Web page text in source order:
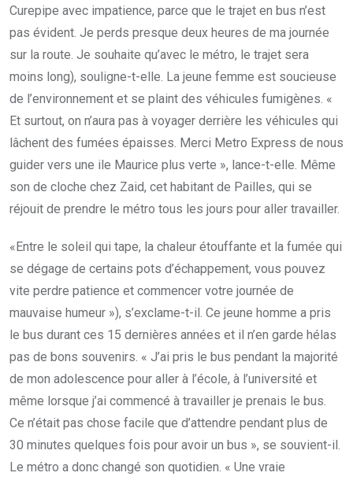
Curepipe avec impatience, parce que le trajet en bus n’est
pas évident. Je perds presque deux heures de ma journée
sur la route. Je souhaite qu’avec le métro, le trajet sera
moins long), souligne-t-elle. La jeune femme est soucieuse
de l’environnement et se plaint des véhicules fumigènes. «
Et surtout, on n’aura pas à voyager derrière les véhicules qui
lâchent des fumées épaisses. Merci Metro Express de nous
guider vers une ile Maurice plus verte », lance-t-elle. Même
son de cloche chez Zaid, cet habitant de Pailles, qui se
réjouit de prendre le métro tous les jours pour aller travailler.
«Entre le soleil qui tape, la chaleur étouffante et la fumée qui
se dégage de certains pots d’échappement, vous pouvez
vite perdre patience et commencer votre journée de
mauvaise humeur »), s’exclame-t-il. Ce jeune homme a pris
le bus durant ces 15 dernières années et il n’en garde hélas
pas de bons souvenirs. « J’ai pris le bus pendant la majorité
de mon adolescence pour aller à l’école, à l’université et
même lorsque j’ai commencé à travailler je prenais le bus.
Ce n’était pas chose facile que d’attendre pendant plus de
30 minutes quelques fois pour avoir un bus », se souvient-il.
Le métro a donc changé son quotidien. « Une vraie